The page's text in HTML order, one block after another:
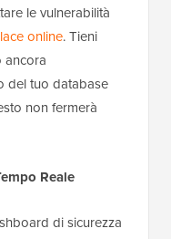
le vulnerabilità
online. Tieni
ancora
del tuo database
non fermerà
Reale
di sicurezza